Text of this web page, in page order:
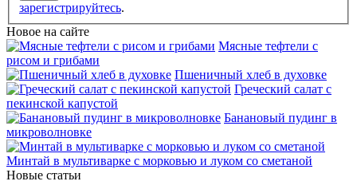
зарегистрируйтесь.
Новое на сайте
Мясные тефтели с
рисом и грибами
Пшеничный хлеб в духовке
Греческий салат с
пекинской капустой
Банановый пудинг в
микроволновке
Минтай в мультиварке с морковью и луком со сметаной
Новые статьи